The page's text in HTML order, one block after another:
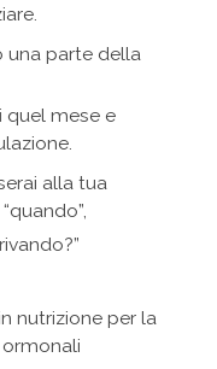
una parte della
quel mese e
alla tua
nutrizione per la